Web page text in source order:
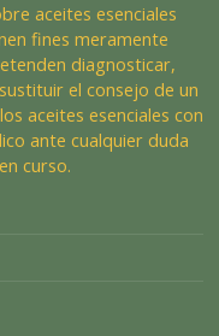
aceites esenciales
fines meramente
diagnosticar,
el consejo de un
aceites esenciales con
ante cualquier duda
curso.